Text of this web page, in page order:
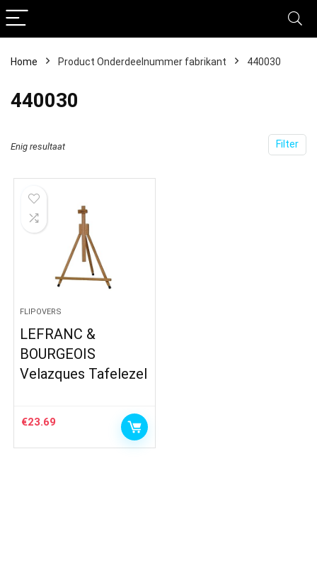
Home Product Onderdeelnummer fabrikant ‎440030
‎440030
Filter
Enig resultaat
FLIPOVERS
LEFRANC &
BOURGEOIS
Velazques Tafelezel
€23.69